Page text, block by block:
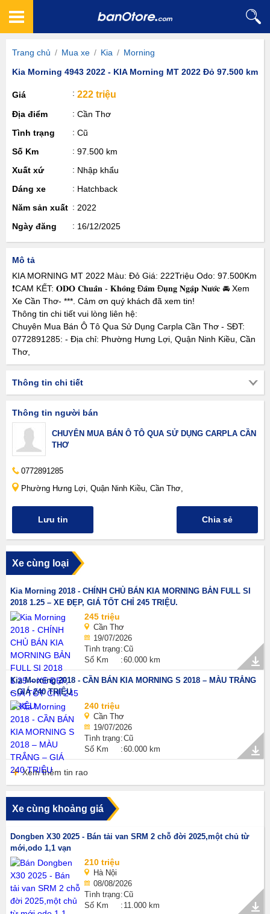
Trang chủ / Mua xe / Kia / Morning
Kia Morning 4943 2022 - KIA Morning MT 2022 Đỏ 97.500 km
Giá 222 triệu
Địa điểm
Cần Thơ
Tình trạng
Cũ
Số Km
97.500 km
Xuất xứ
Nhập khẩu
Dáng xe
Hatchback
Năm sản xuất
2022
Ngày đăng
16/12/2025
Mô tả
KIA MORNING MT 2022 Màu: Đỏ Giá: 222Triệu Odo: 97.500Km
❗️CAM KẾT: 𝐎𝐃𝐎 𝐂𝐡𝐮𝐚̂̉𝐧 - 𝐊𝐡𝐨̂𝐧𝐠 Đ𝐚̂𝐦 Đ𝐮̣𝐧𝐠 𝐍𝐠𝐚̣̂𝐩 𝐍𝐮̛𝐨̛́𝐜 🚘 Xem
Xe Cần Thơ- ***. Cảm ơn quý khách đã xem tin!
Thông tin chi tiết vui lòng liên hệ:
Chuyên Mua Bán Ô Tô Qua Sử Dụng Carpla Cần Thơ - SĐT:
0772891285: - Địa chỉ: Phường Hưng Lợi, Quận Ninh Kiều, Cần
Thơ,
Thông tin chi tiết
Thông tin người bán
CHUYÊN MUA BÁN Ô TÔ QUA SỬ DỤNG CARPLA CẦN
THƠ
0772891285
Phường Hưng Lợi, Quận Ninh Kiều, Cần Thơ,
Lưu tin Chia sẻ
Xe cùng loại
Kia Morning 2018 - CHÍNH CHỦ BÁN KIA MORNING BẢN FULL SI
2018 1.25 – XE ĐẸP, GIÁ TỐT CHỈ 245 TRIỆU.
245 triệu
Cần Thơ
19/07/2026
Tình trạng Cũ
Số Km
60.000 km
Kia Morning 2018 - CẦN BÁN KIA MORNING S 2018 – MÀU TRẮNG
– GIÁ 240 TRIỆU
240 triệu
Cần Thơ
19/07/2026
Tình trạng Cũ
Số Km
60.000 km
Xem thêm tin rao
Xe cùng khoảng giá
Dongben X30 2025 - Bán tải van SRM 2 chỗ đời 2025,một chủ từ
mới,odo 1,1 vạn
210 triệu
Hà Nội
08/08/2026
Tình trạng Cũ
Số Km
11.000 km